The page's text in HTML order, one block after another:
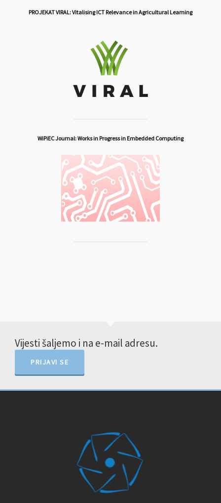
PROJEKAT VIRAL: Vitalising ICT Relevance in Agricultural Learning
WiPiEC Journal: Works in Progress in Embedded Computing
Vijesti šaljemo i na e-mail adresu.
PRIJAVI SE